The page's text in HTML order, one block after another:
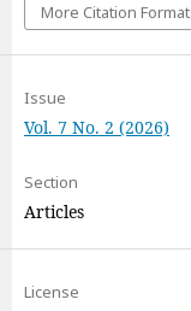
More Citation
Issue
Vol. 7 No. 2 (2026)
Section
Articles
License